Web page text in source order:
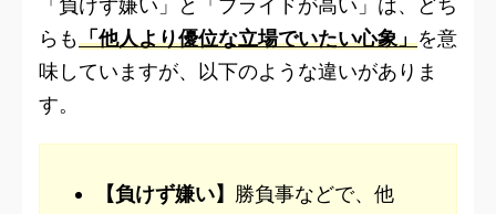
「負けず嫌い」と「プライドが高い」は、どち
らも「他人より優位な立場でいたい心象」を意
味していますが、以下のような違いがありま
す。
【負けず嫌い】 勝負事などで、他